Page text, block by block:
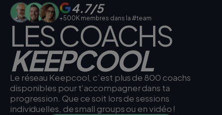
4.7/5
+500K membres dans la #team
LES COACHS
KEEPCOOL
Le réseau Keepcool, c'est plus de 800 coachs
disponibles pour t'accompagner dans ta
progression. Que ce soit lors de sessions
individuelles, de small groups ou en vidéo !